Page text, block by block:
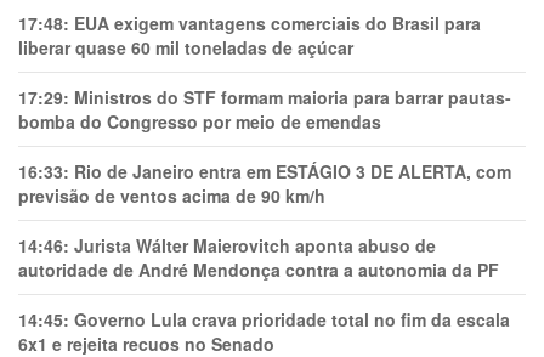
17:48: EUA exigem vantagens comerciais do Brasil para
liberar quase 60 mil toneladas de açúcar
17:29: Ministros do STF formam maioria para barrar pautas-
bomba do Congresso por meio de emendas
16:33: Rio de Janeiro entra em ESTÁGIO 3 DE ALERTA, com
previsão de ventos acima de 90 km/h
14:46: Jurista Wálter Maierovitch aponta abuso de
autoridade de André Mendonça contra a autonomia da PF
14:45: Governo Lula crava prioridade total no fim da escala
6x1 e rejeita recuos no Senado